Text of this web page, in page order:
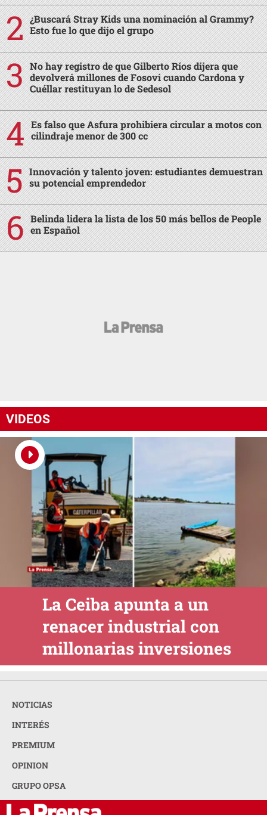
¿Buscará Stray Kids una nominación al Grammy?
Esto fue lo que dijo el grupo
No hay registro de que Gilberto Ríos dijera que
devolverá millones de Fosovi cuando Cardona y
Cuéllar restituyan lo de Sedesol
Es falso que Asfura prohibiera circular a motos con
cilindraje menor de 300 cc
Innovación y talento joven: estudiantes demuestran
su potencial emprendedor
Belinda lidera la lista de los 50 más bellos de People
en Español
VIDEOS
La Ceiba apunta a un
renacer industrial con
millonarias inversiones
NOTICIAS
INTERÉS
PREMIUM
OPINION
GRUPO OPSA